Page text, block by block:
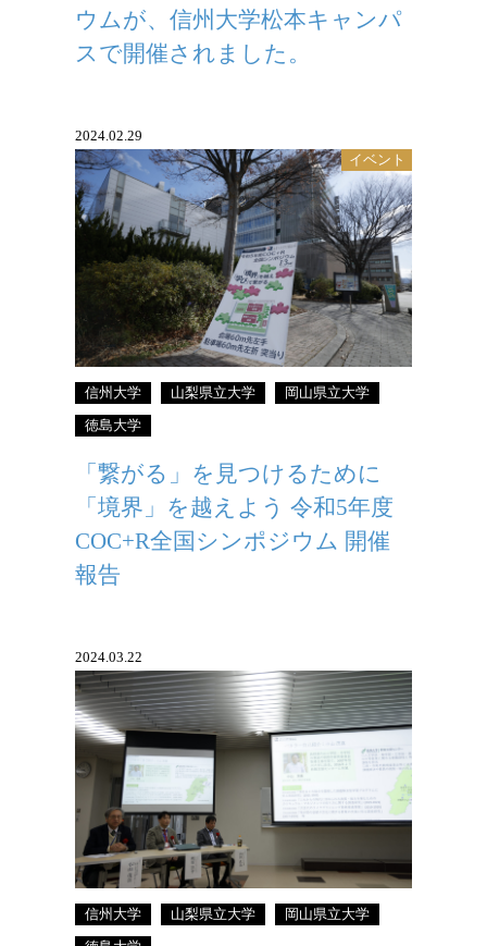
ウムが、信州大学松本キャンパ
スで開催されました。
2024.02.29
イベント
信州大学 山梨県立大学 岡山県立大学
徳島大学
「繋がる」を見つけるために
「境界」を越えよう 令和5年度
COC+R全国シンポジウム 開催
報告
2024.03.22
信州大学 山梨県立大学 岡山県立大学